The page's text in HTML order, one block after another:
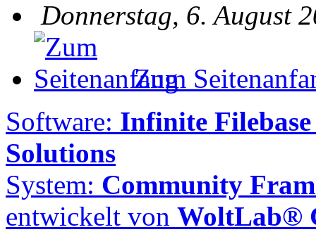
Donnerstag, 6. August
Zum
Software: Infinite Filebase
Solutions
System: Community
entwickelt von WoltLab®